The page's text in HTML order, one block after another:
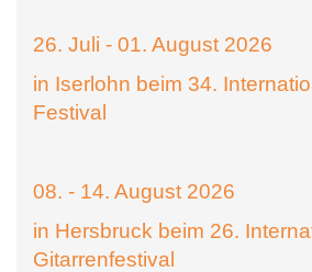
26. Juli - 01. August 2026
in Iserlohn beim 34.
Festival
08. - 14. August 2026
in Hersbruck beim 26.
Gitarrenfestival